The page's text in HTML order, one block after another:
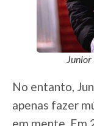
Junior
No entanto,
apenas fazer